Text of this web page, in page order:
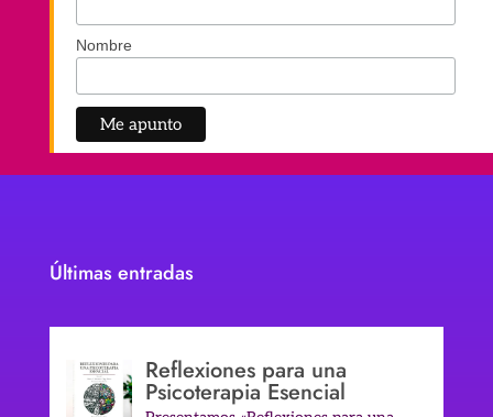
Nombre
Últimas entradas
Reflexiones para una
Psicoterapia Esencial